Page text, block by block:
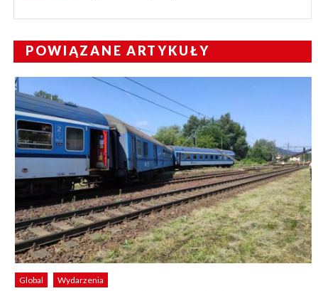
POWIĄZANE ARTYKUŁY
Global Wydarzenia